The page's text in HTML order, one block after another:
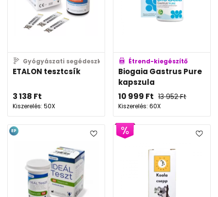
Gyógyászati segédeszköz
ETALON tesztcsík
3 138 Ft
Kiszerelés: 50X
Étrend-kiegészítő
Biogaia Gastrus Pure
kapszula
10 999 Ft 13 952Ft
Kiszerelés: 60X
EP